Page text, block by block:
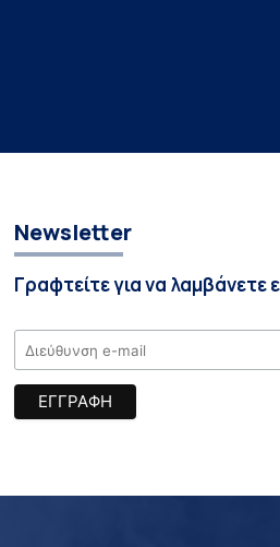
Newsletter
Γραφτείτε για να λαμβάνετε